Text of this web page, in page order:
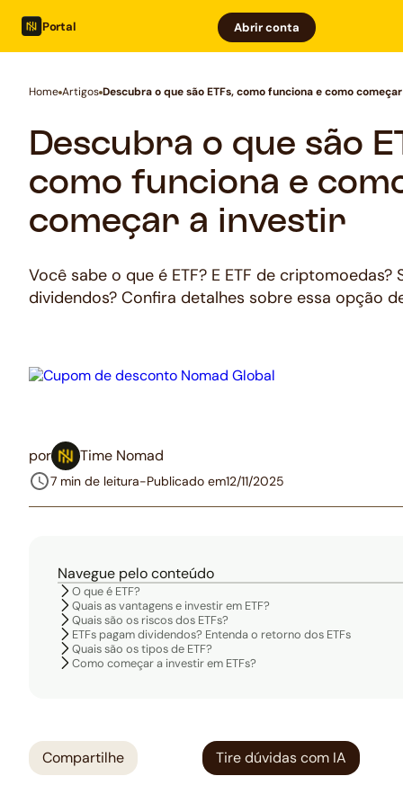
Portal Abrir conta
Home Artigos Descubra o que são ETFs, como funciona e como
Descubra o que são
como funciona e
começar a investir
Você sabe o que é ETF? E ETF de criptomoedas?
dividendos? Confira detalhes sobre essa opção
por Time Nomad
7 min de leitura-Publicado em12/11/2025
Navegue pelo conteúdo
O que é ETF?
Quais as vantagens e investir em ETF?
Quais são os riscos dos ETFs?
‍ETFs pagam dividendos? Entenda o retorno dos ETFs
Quais são os tipos de ETF?
Como começar a investir em ETFs?
Compartilhe Tire dúvidas com IA